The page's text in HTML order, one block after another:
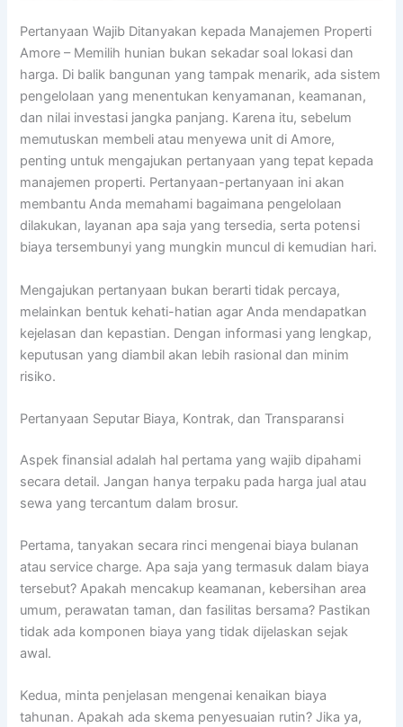
Pertanyaan Wajib Ditanyakan kepada Manajemen Properti
Amore – Memilih hunian bukan sekadar soal lokasi dan
harga. Di balik bangunan yang tampak menarik, ada sistem
pengelolaan yang menentukan kenyamanan, keamanan,
dan nilai investasi jangka panjang. Karena itu, sebelum
memutuskan membeli atau menyewa unit di Amore,
penting untuk mengajukan pertanyaan yang tepat kepada
manajemen properti. Pertanyaan-pertanyaan ini akan
membantu Anda memahami bagaimana pengelolaan
dilakukan, layanan apa saja yang tersedia, serta potensi
biaya tersembunyi yang mungkin muncul di kemudian hari.
Mengajukan pertanyaan bukan berarti tidak percaya,
melainkan bentuk kehati-hatian agar Anda mendapatkan
kejelasan dan kepastian. Dengan informasi yang lengkap,
keputusan yang diambil akan lebih rasional dan minim
risiko.
Pertanyaan Seputar Biaya, Kontrak, dan Transparansi
Aspek finansial adalah hal pertama yang wajib dipahami
secara detail. Jangan hanya terpaku pada harga jual atau
sewa yang tercantum dalam brosur.
Pertama, tanyakan secara rinci mengenai biaya bulanan
atau service charge. Apa saja yang termasuk dalam biaya
tersebut? Apakah mencakup keamanan, kebersihan area
umum, perawatan taman, dan fasilitas bersama? Pastikan
tidak ada komponen biaya yang tidak dijelaskan sejak
awal.
Kedua, minta penjelasan mengenai kenaikan biaya
tahunan. Apakah ada skema penyesuaian rutin? Jika ya,